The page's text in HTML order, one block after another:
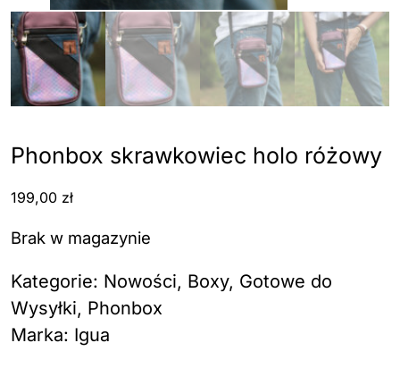
Phonbox skrawkowiec holo różowy
199,00 zł
Brak w magazynie
Kategorie: Nowości, Boxy, Gotowe do
Wysyłki, Phonbox
Marka: Igua